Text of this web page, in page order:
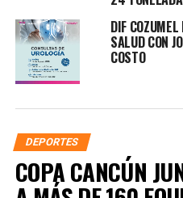
DIF
SALUD CON
COSTO
DEPORTES
COPA CANCÚN